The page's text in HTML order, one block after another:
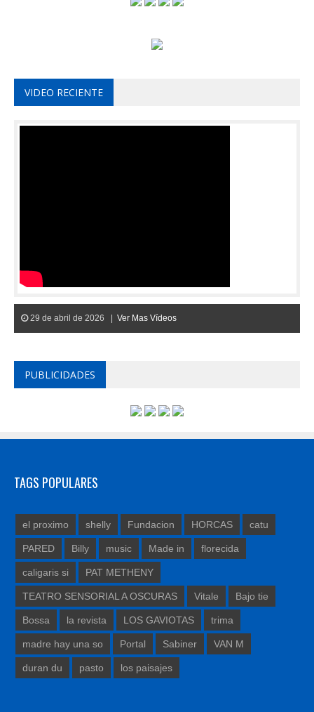
VIDEO RECIENTE
29 de abril de 2026 | Ver Mas Vídeos
PUBLICIDADES
TAGS POPULARES
el proximo shelly Fundacion HORCAS catu
PARED Billy music Made in florecida
caligaris si PAT METHENY
TEATRO SENSORIAL A OSCURAS Vitale Bajo tie
Bossa la revista LOS GAVIOTAS trima
madre hay una so Portal Sabiner VAN M
duran du pasto los paisajes